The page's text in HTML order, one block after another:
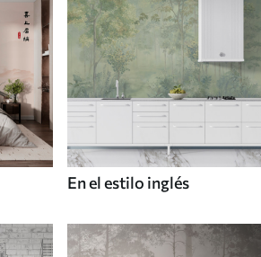
En el estilo inglés